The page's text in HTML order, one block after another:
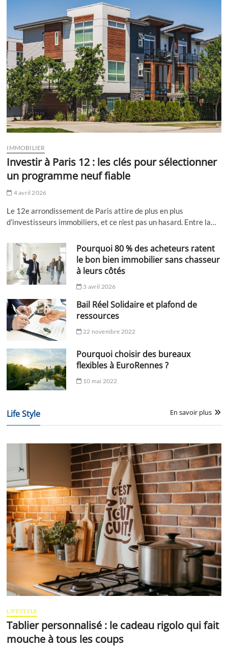
IMMOBILIER
Investir à Paris 12 : les clés pour sélectionner
un programme neuf fiable
4 avril 2026
Le 12e arrondissement de Paris attire de plus en plus
d’investisseurs immobiliers, et ce n’est pas un hasard. Entre la…
Pourquoi 80 % des acheteurs ratent
le bon bien immobilier sans chasseur
à leurs côtés
3 avril 2026
Bail Réel Solidaire et plafond de
ressources
22 novembre 2022
Pourquoi choisir des bureaux
flexibles à EuroRennes ?
10 mai 2022
Life Style En savoir plus
LIFESTYLE
Tablier personnalisé : le cadeau rigolo qui fait
mouche à tous les coups